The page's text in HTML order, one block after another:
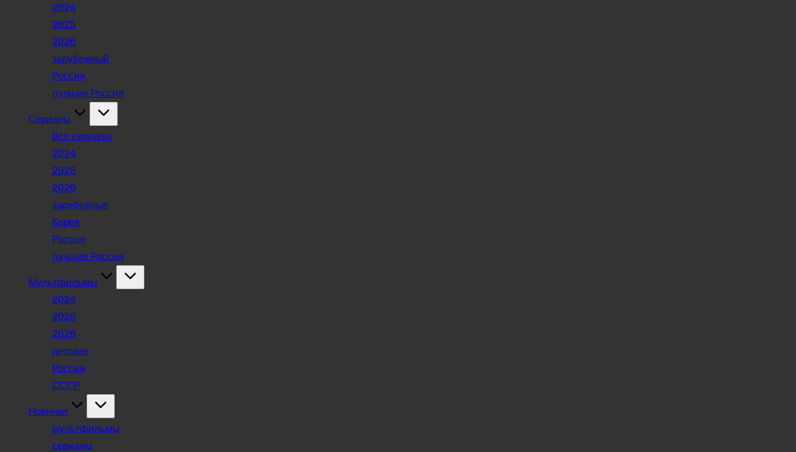
2024
2025
2026
зарубежный
Россия
лучшие Россия
Сериалы
Все сериалы
2024
2025
2026
зарубежные
Корея
Россия
лучшие Россия
Мультфильмы
2024
2025
2026
детские
Россия
СССР
Новинки
мультфильмы
сериалы